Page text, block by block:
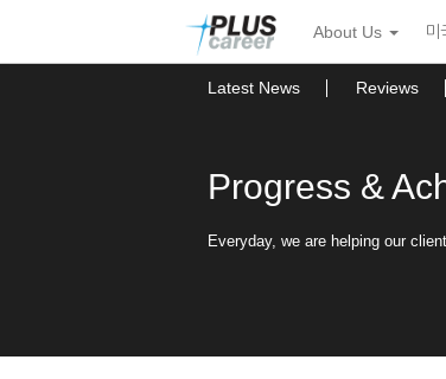
뉴
토
About Us 미
Latest News Reviews
Progress &
Everyday, we are helping our